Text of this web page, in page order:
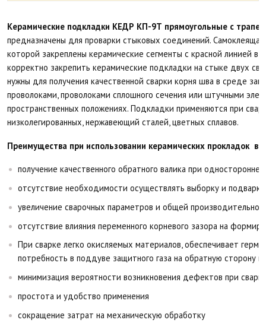
Керамические подкладки КЕДР КП-9Т прямоугольные с
предназначены для проварки стыковых соединений.
которой закреплены керамические сегменты с красной линией в
корректно закрепить керамические подкладки на стыке двух
нужны для получения качественной сварки корня шва в среде
проволоками, проволоками сплошного сечения или штучными
пространственных положениях. Подкладки применяются при
низколегированных, нержавеющий сталей, цветных сплавов.
Преимущества при использовании керамических прокладок в
получение качественного обратного валика при
отсутствие необходимости осуществлять выборку и
увеличение сварочных параметров и общей
отсутствие влияния переменного корневого зазора на
При сварке легко окисляемых материалов, обеспечивает
потребность в поддуве защитного газа на обратную сторону
минимизация вероятности возникновения дефектов при
простота и удобство применения
сокращение затрат на механическую обработку